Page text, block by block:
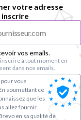
votre adresse
inscrire
vos emails.
à tout moment en
dans nos emails.
vous
soumettant ce
que les
allez fournir
en sa qualité de